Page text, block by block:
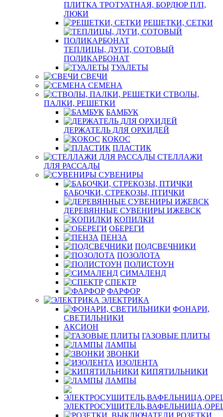
ПЛИТКА ТРОТУАТНАЯ, БОРДЮР П/П,
ЛЮКИ
РЕШЕТКИ, СЕТКИ
ТЕПЛИЦЫ, ДУГИ, СОТОВЫЙ
ПОЛИКАРБОНАТ
ТУАЛЕТЫ
СВЕЧИ
СЕМЕНА
СТВОЛЫ,
ПАЛКИ, РЕШЕТКИ
БАМБУК
ДЕРЖАТЕЛЬ ДЛЯ ОРХИДЕЙ
КОКОС
ПЛАСТИК
СТЕЛЛАЖИ
ДЛЯ РАССАДЫ
СУВЕНИРЫ
БАБОЧКИ, СТРЕКОЗЫ, ПТИЧКИ
ДЕРЕВЯННЫЕ СУВЕНИРЫ ИЖЕВСК
КОПИЛКИ
ОБЕРЕГИ
ПЕНЗА
ПОДСВЕЧНИКИ
ПОЗОЛОТА
ПОЛИСТОУН
СИМАЛЕНД
СПЕКТР
ФАРФОР
ЭЛЕКТРИКА
ФОНАРИ,
СВЕТИЛЬНИКИ
АКСИОН
ГАЗОВЫЕ ПЛИТЫ
ЛАМПЫ
ЗВОНКИ
ИЗОЛЕНТА
КИПЯТИЛЬНИКИ
ЛАМПЫ
РОЗЕТКИ,